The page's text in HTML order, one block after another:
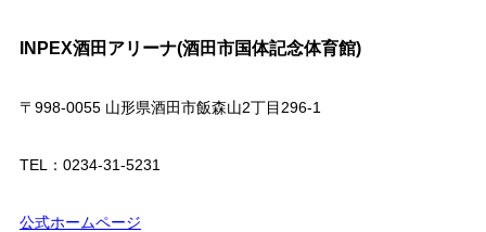
INPEX酒田アリーナ(酒田市国体記念体育館)
〒998-0055 山形県酒田市飯森山2丁目296-1
TEL：0234-31-5231
公式ホームページ